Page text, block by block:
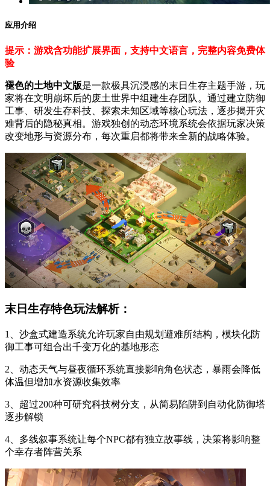
应用介绍
提示：游戏含功能扩展界面，支持中文语言，完整内容免费体
验
褪色的土地中文版是一款极具沉浸感的末日生存主题手游，玩
家将在文明崩坏后的废土世界中组建生存团队。通过建立防御
工事、研发生存科技、探索未知区域等核心玩法，逐步揭开灾
难背后的隐秘真相。游戏独创的动态环境系统会依据玩家决策
改变地形与资源分布，每次重启都将带来全新的战略体验。
末日生存特色玩法解析：
1、沙盒式建造系统允许玩家自由规划避难所结构，模块化防
御工事可组合出千变万化的基地形态
2、动态天气与昼夜循环系统直接影响角色状态，暴雨会降低
体温但增加水资源收集效率
3、超过200种可研究科技树分支，从简易陷阱到自动化防御塔
逐步解锁
4、多线叙事系统让每个NPC都有独立故事线，决策将影响整
个幸存者阵营关系